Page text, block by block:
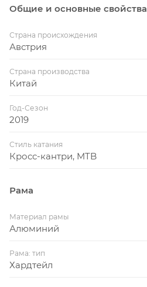
Общие и основные свойства
Страна происхождения
Австрия
Страна производства
Китай
Год-Сезон
2019
Стиль катания
Кросс-кантри, MTB
Рама
Материал рамы
Алюминий
Рама: тип
Хардтейл